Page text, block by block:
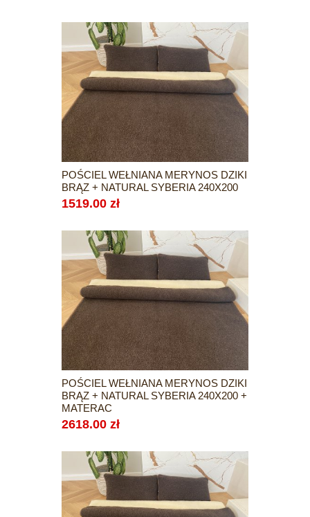
POŚCIEL WEŁNIANA MERYNOS DZIKI
BRĄZ + NATURAL SYBERIA 240X200
1519.00 zł
POŚCIEL WEŁNIANA MERYNOS DZIKI
BRĄZ + NATURAL SYBERIA 240X200 +
MATERAC
2618.00 zł